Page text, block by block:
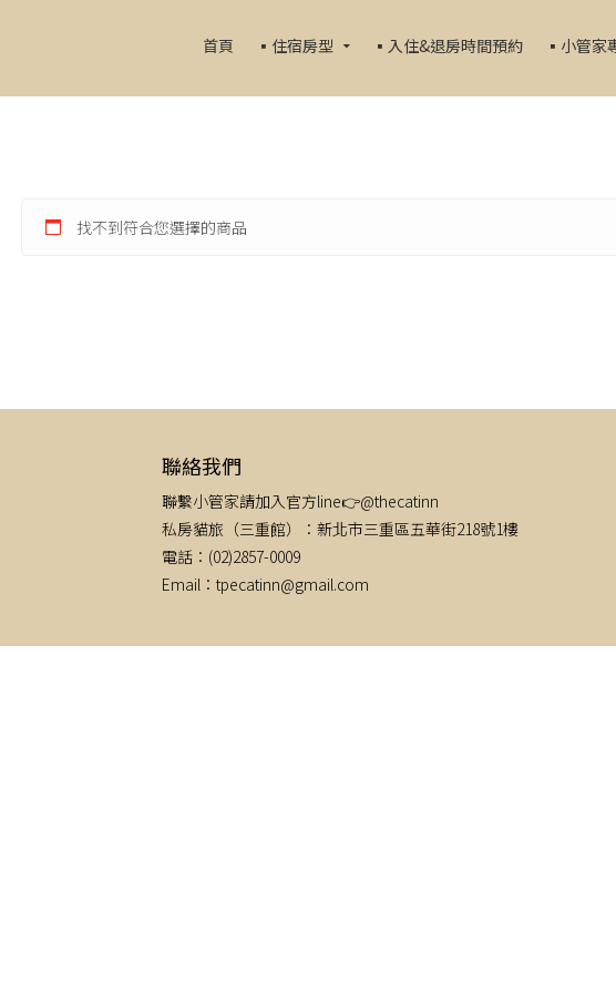
首頁 ▪️住宿房型 ▪️入住&退房時間預約 ▪️小管家
找不到符合您選擇的商品
聯絡我們
聯繫小管家請加入官方line👉@thecatinn
私房貓旅（三重館）：新北市三重區五華街218號1樓
電話：(02)2857-0009
Email：tpecatinn@gmail.com